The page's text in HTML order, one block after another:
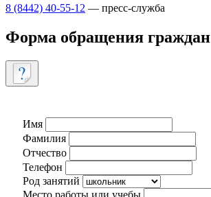
8 (8442) 40-55-12 — пресс-служба
Форма обращения граждан
Имя
Фамилия
Отчество
Телефон
Род занятий